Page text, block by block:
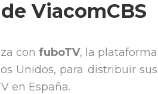
ViacomCBS
con fuboTV, la plataforma
Unidos, para distribuir sus
en España.